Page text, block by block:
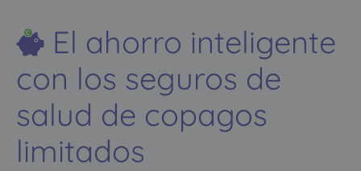
El ahorro inteligente
con los seguros de
salud de copagos
limitados